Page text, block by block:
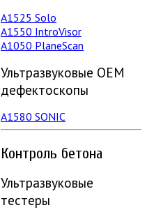
А1525 Solo
А1550 IntroVisor
А1050 PlaneScan
Ультразвуковые ОЕМ
дефектоскопы
A1580 SONIC
Контроль бетона
Ультразвуковые
тестеры